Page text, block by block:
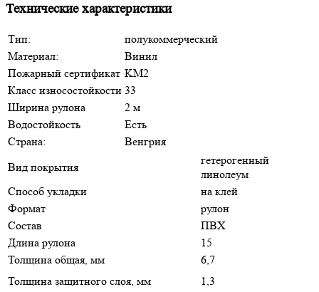
Технические характеристики
Тип:
полукоммерческий
Материал:
Винил
Пожарный сертификат KM2
Класс износостойкости 33
Ширина рулона
2 м
Водостойкость
Есть
Страна:
Венгрия
Вид покрытия
гетерогенный
линолеум
Способ укладки
на клей
Формат
рулон
Состав
ПВХ
Длина рулона
15
Толщина общая, мм
6,7
Толщина защитного слоя, мм
1,3